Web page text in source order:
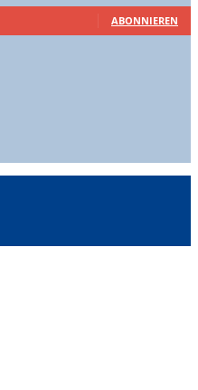
ABONNIEREN